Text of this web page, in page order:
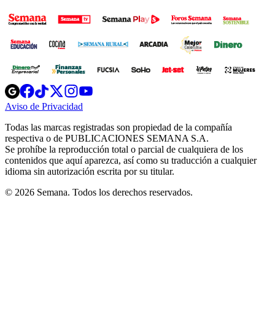
Opens
in
new
Opens
in
new
Opens
in
new
window
Opens
new
windowwindow
Aviso de Privacidad
new
window
Todas las marcas registradas son propiedad de la compañía
respectiva o de PUBLICACIONES SEMANA S.A.
Se prohíbe la reproducción total o parcial de cualquiera de los
contenidos que aquí aparezca, así como su traducción a cualquier
idioma sin autorización escrita por su titular.
© 2026 Semana. Todos los derechos reservados.